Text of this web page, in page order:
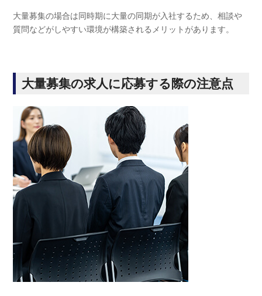
大量募集の場合は同時期に大量の同期が入社するため、相談や
質問などがしやすい環境が構築されるメリットがあります。
大量募集の求人に応募する際の注意点